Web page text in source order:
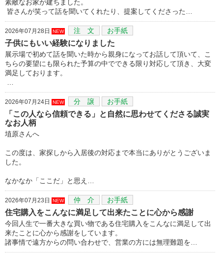
素敵なお家が建ちました。
皆さんが笑って話を聞いてくれたり、提案してくださった…
2026年07月28日 NEW 注 文 お手紙
子供にもいい経験になりました
展示場で初めて話を聞いた時から親身になってお話して頂いて、こ
ちらの要望にも限られた予算の中でできる限り対応して頂き、大変
満足しております。
2026年07月24日 NEW 分 譲 お手紙
「この人なら信頼できる」と自然に思わせてくださる誠実
なお人柄
埴原さんへ
この度は、家探しから入居後の対応まで本当にありがとうございま
した。
なかなか「ここだ」と思え…
2026年07月23日 NEW 仲 介 お手紙
住宅購入をこんなに満足して出来たことに心から感謝
今回人生で一番大きな買い物である住宅購入をこんなに満足して出
来たことに心から感謝をしています。
諸事情で遠方からの問い合わせで、営業の方には無理難題を…